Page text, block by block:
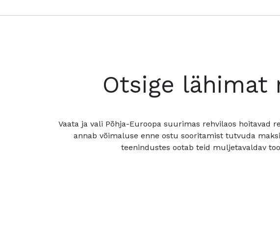
Otsige lähimat
Vaata ja vali Põhja-Euroopa suurimas rehvilaos hoitavad
annab võimaluse enne ostu sooritamist tutvuda
teenindustes ootab teid muljetavaldav